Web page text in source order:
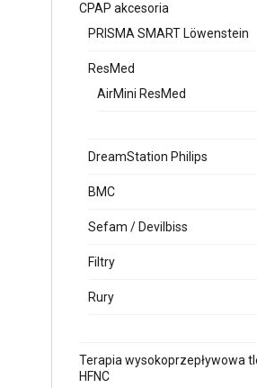
CPAP akcesoria
PRISMA SMART Löwenstein
ResMed
AirMini ResMed
DreamStation Philips
BMC
Sefam / Devilbiss
Filtry
Rury
Terapia wysokoprzepływowa
HFNC